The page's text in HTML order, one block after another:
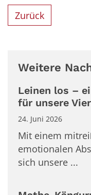
Zurück
Weitere
Leinen los –
für unsere
24. Juni 2026
Mit einem
emotionalen
sich unsere ...